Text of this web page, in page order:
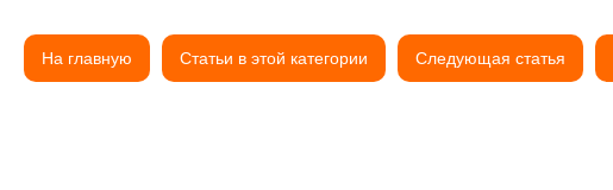
На главную Статьи в этой категории Следующая статья